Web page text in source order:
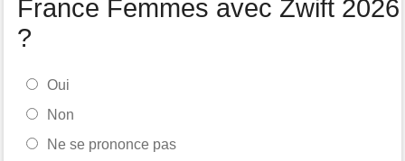
France Femmes avec Zwift 2026
?
Oui
Non
Ne se prononce pas